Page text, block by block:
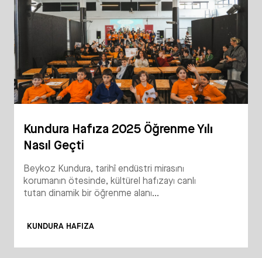
Kundura Hafıza 2025 Öğrenme Yılı
Nasıl Geçti
Beykoz Kundura, tarihî endüstri mirasını
korumanın ötesinde, kültürel hafızayı canlı
tutan dinamik bir öğrenme alanı...
KUNDURA HAFIZA